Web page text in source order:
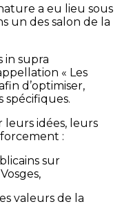
a eu lieu sous
un des salon de la
in supra
« Les
d’optimiser,
spécifiques.
leurs idées, leurs
:
sur
valeurs de la